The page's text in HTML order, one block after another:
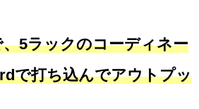
5ラックのコーディネー
で打ち込んでアウトプッ